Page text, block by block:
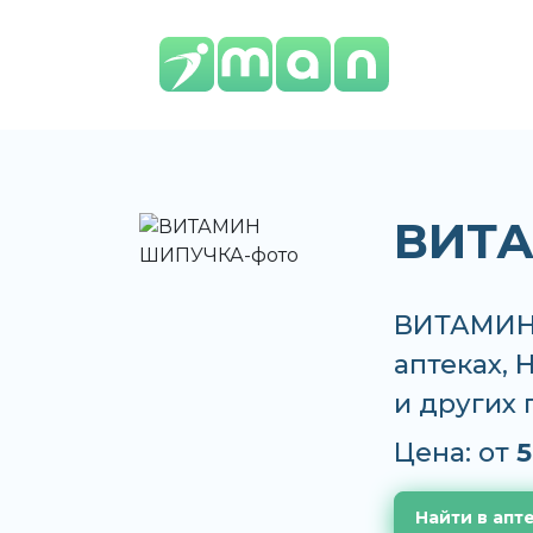
ВИТАМИН
аптеках,
и других
Цена: от
Найти в